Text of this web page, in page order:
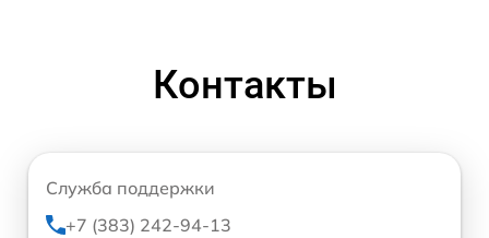
Контакты
Служба поддержки
+7 (383) 242-94-13